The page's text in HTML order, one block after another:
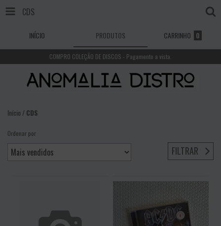
CDS
INÍCIO PRODUTOS CARRINHO 0
COMPRO COLEÇÃO DE DISCOS - Pagamento a vista.
Início /CDS
Ordenar por
FILTRAR